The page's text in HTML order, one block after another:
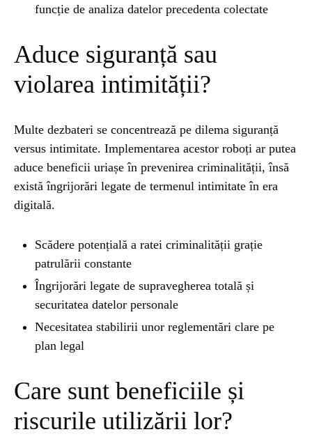
funcție de analiza datelor precedenta colectate
Aduce siguranță sau
violarea intimității?
Multe dezbateri se concentrează pe dilema siguranță
versus intimitate. Implementarea acestor roboți ar putea
aduce beneficii uriașe în prevenirea criminalității, însă
există îngrijorări legate de termenul intimitate în era
digitală.
Scădere potențială a ratei criminalității grație
patrulării constante
Îngrijorări legate de supravegherea totală și
securitatea datelor personale
Necesitatea stabilirii unor reglementări clare pe
plan legal
Care sunt beneficiile și
riscurile utilizării lor?
Espressor paduri Senseo blocat?Afla cum îl
1 year ago
Ai simțit vreodată deja-vu? Află de ce se